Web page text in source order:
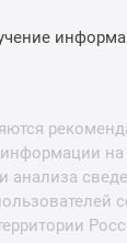
на
анализа